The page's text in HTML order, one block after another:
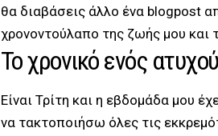
θα διαβάσεις άλλο ένα blogpost
χρονοντούλαπο της ζωής μου και
Το χρονικό ενός
Είναι Τρίτη και η εβδομάδα μου
να τακτοποιήσω όλες τις